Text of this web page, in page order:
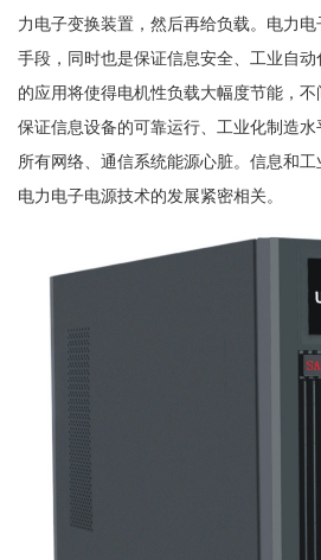
力电子变换装置，然后再给负载。电力
手段，同时也是保证信息安全、工业自
的应用将使得电机性负载大幅度节能，
保证信息设备的可靠运行、工业化制造
所有网络、通信系统能源心脏。信息和
电力电子电源技术的发展紧密相关。